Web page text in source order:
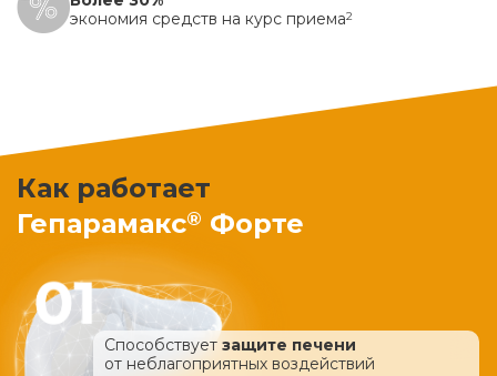
экономия средств на курс приема2
Как работает
Гепарамакс® Форте
Способствует защите печени
от неблагоприятных воздействий